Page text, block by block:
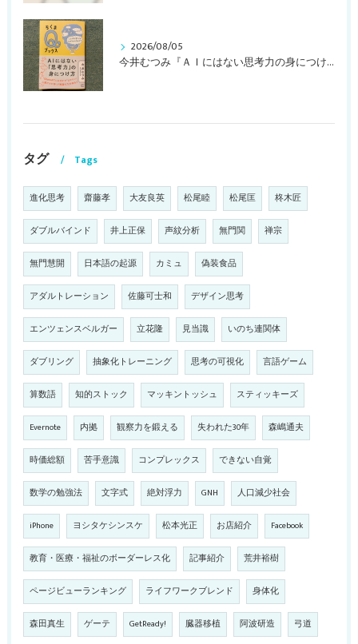
2026/08/05
今井むつみ『ＡＩにはない思考力の身につけ方 ことばの学びはなぜ大切なのか？』
タグ Tags
進化思考 齋藤孝 大友良英 松尾睦 松尾匡 柊木匠
ダブルバインド 井上正保 声紋分析 無門関 禅宗
無門慧開 日本語の起源 カミュ 偽装食品
アダルトレーション 佐藤可士和 デザイン思考
エンツェンスベルガー 立花隆 見当識 いのち連関体
ダブリング 抽象化トレーニング 思考の可視化 言語ゲーム
算数語 知的ストック マッキントッシュ スティッキーズ
Evernote 内拠 観察力を鍛える 失われた30年 森嶋通夫
時価総額 苦手意識 コンプレックス できない自覚
数学の勉強法 文字式 絶対浮力 GNH 人口減少社会
iPhone ヨシタケシンスケ 松本光正 お店紹介 Facebook
教育・医療・福祉のボーダーレス化 記事紹介 荒井裕樹
ページビューランキング ライフワークブレンド 身体化
森田真生 ゲーテ GetReady! 臓器移植 阿波研造 弓道